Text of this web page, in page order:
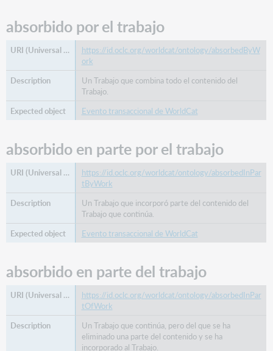
concordancia
de
consultor
continuación
del
continuación
de
obra
colaborador
propietario
derechos
de
autor
fecha
creador
clasificación
número
ddc
absorbido por el trabajo
https://id.oclc.org/worldcat/ontology/absorbedByW
ork
Un Trabajo que combina todo el contenido del
Trabajo.
Evento transaccional de WorldCat
absorbido en parte por el trabajo
https://id.oclc.org/worldcat/ontology/absorbedInPar
tByWork
Un Trabajo que incorporó parte del contenido del
Trabajo que continúa.
Evento transaccional de WorldCat
absorbido en parte del trabajo
https://id.oclc.org/worldcat/ontology/absorbedInPar
tOfWork
Un Trabajo que continúa, pero del que se ha
eliminado una parte del contenido y se ha
incorporado al Trabajo.